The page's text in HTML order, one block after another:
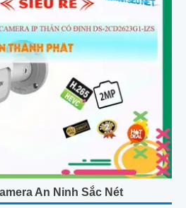
An Ninh Sắc Nét